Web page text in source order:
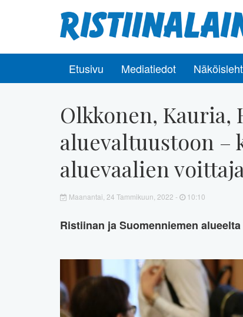
Etusivu Mediatiedot
Olkkonen, Kauria,
aluevaltuustoon –
aluevaalien
Maanantai, 24 Tammikuun, 2022 - 10:10
Ristiinan ja Suomenniemen